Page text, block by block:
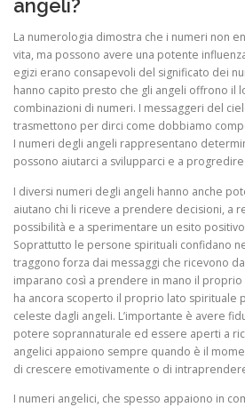
angeli?
La numerologia dimostra che i numeri non
vita, ma possono avere una potente
egizi erano consapevoli del significato dei
hanno capito presto che gli angeli offrono il
combinazioni di numeri. I messaggeri del
trasmettono per dirci come dobbiamo
I numeri degli angeli rappresentano
possono aiutarci a svilupparci e a
I diversi numeri degli angeli hanno anche
aiutano chi li riceve a prendere decisioni, a
possibilità e a sperimentare un esito
Soprattutto le persone spirituali confidano
traggono forza dai messaggi che ricevono
imparano così a prendere in mano il proprio
ha ancora scoperto il proprio lato spirituale
celeste dagli angeli. L’importante è avere
potere soprannaturale ed essere aperti a
angelici appaiono sempre quando è il
di crescere emotivamente o di
I numeri angelici, che spesso appaiono in